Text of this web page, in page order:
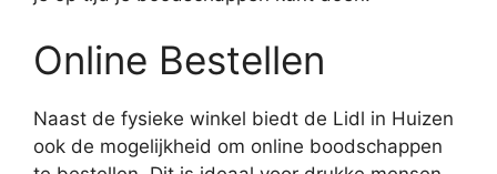
Online Bestellen
Naast de fysieke winkel biedt de Lidl in Huizen
ook de mogelijkheid om online boodschappen